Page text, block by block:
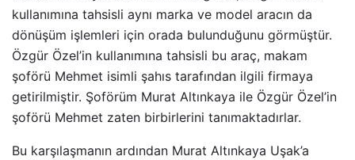
kullanımına tahsisli aynı marka ve model aracın da
dönüşüm işlemleri için orada bulunduğunu görmüştür.
Özgür Özel’in kullanımına tahsisli bu araç, makam
şoförü Mehmet isimli şahıs tarafından ilgili firmaya
getirilmiştir. Şoförüm Murat Altınkaya ile Özgür Özel’in
şoförü Mehmet zaten birbirlerini tanımaktadırlar.
Bu karşılaşmanın ardından Murat Altınkaya Uşak’a